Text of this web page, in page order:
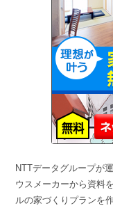
NTTデータグループが
ウスメーカーから資料
ルの家づくりプランを